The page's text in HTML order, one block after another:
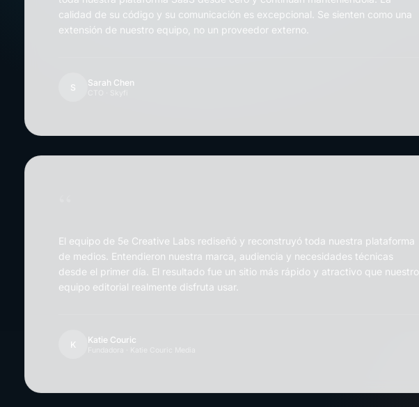
calidad de su código y su comunicación es excepcional. Se sienten como una
extensión de nuestro equipo, no un proveedor externo.
S Sarah Chen
El equipo de 5e Creative Labs rediseñó y reconstruyó toda nuestra plataforma
de medios. Entendieron nuestra marca, audiencia y necesidades técnicas
desde el primer día. El resultado fue un sitio más rápido y atractivo que nuestro
equipo editorial realmente disfruta usar.
K Katie Couric